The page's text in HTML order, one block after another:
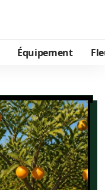
Équipement